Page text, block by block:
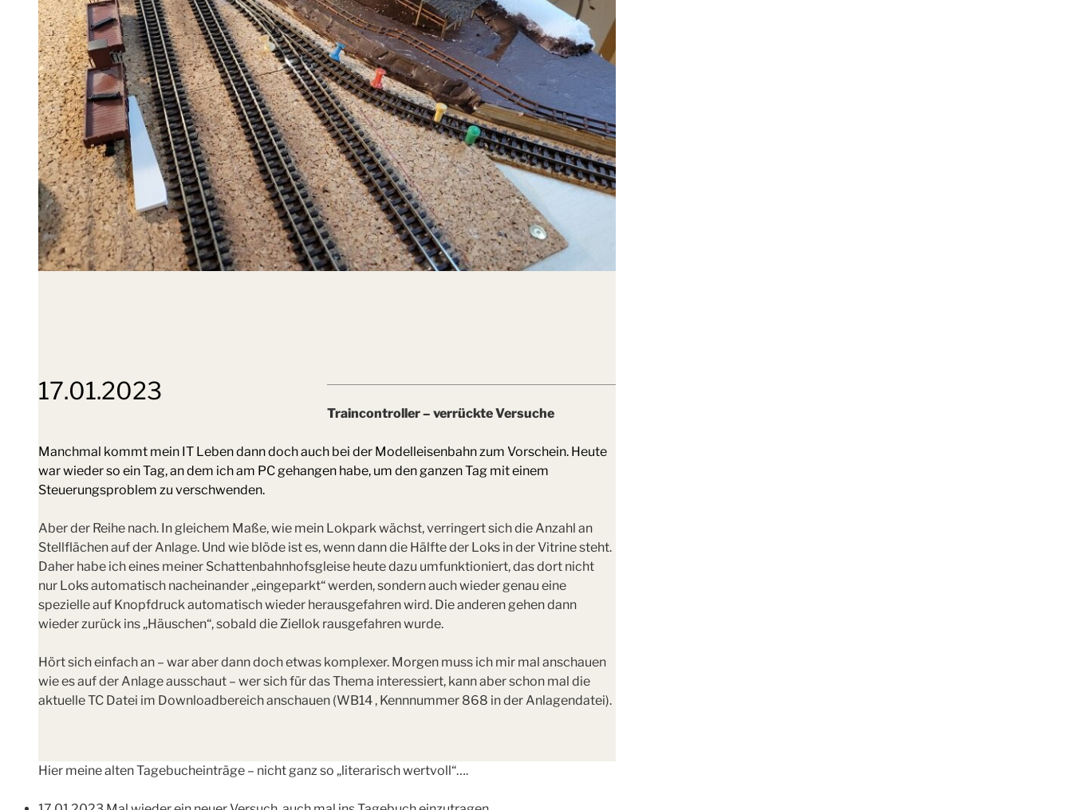
17.01.2023
Traincontroller – verrückte Versuche
Manchmal kommt mein IT Leben dann doch auch bei der Modelleisenbahn zum Vorschein. Heute
war wieder so ein Tag, an dem ich am PC gehangen habe, um den ganzen Tag mit einem
Steuerungsproblem zu verschwenden.
Aber der Reihe nach. In gleichem Maße, wie mein Lokpark wächst, verringert sich die Anzahl an
Stellflächen auf der Anlage. Und wie blöde ist es, wenn dann die Hälfte der Loks in der Vitrine steht.
Daher habe ich eines meiner Schattenbahnhofsgleise heute dazu umfunktioniert, das dort nicht
nur Loks automatisch nacheinander „eingeparkt“ werden, sondern auch wieder genau eine
spezielle auf Knopfdruck automatisch wieder herausgefahren wird. Die anderen gehen dann
wieder zurück ins „Häuschen“, sobald die Ziellok rausgefahren wurde.
Hört sich einfach an – war aber dann doch etwas komplexer. Morgen muss ich mir mal anschauen
wie es auf der Anlage ausschaut – wer sich für das Thema interessiert, kann aber schon mal die
aktuelle TC Datei im Downloadbereich anschauen (WB14 , Kennnummer 868 in der Anlagendatei).
Hier meine alten Tagebucheinträge – nicht ganz so „literarisch wertvoll“….